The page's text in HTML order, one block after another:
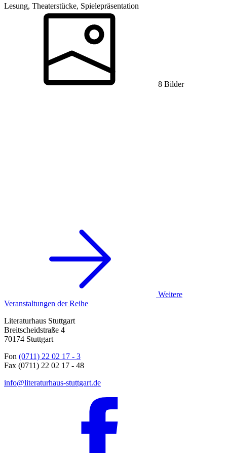
Lesung, Theaterstücke, Spielepräsentation
8 Bilder
Weitere
Veranstaltungen der Reihe
Literaturhaus Stuttgart
Breitscheidstraße 4
70174 Stuttgart
Fon (0711) 22 02 17 - 3
Fax (0711) 22 02 17 - 48
info@literaturhaus-stuttgart.de